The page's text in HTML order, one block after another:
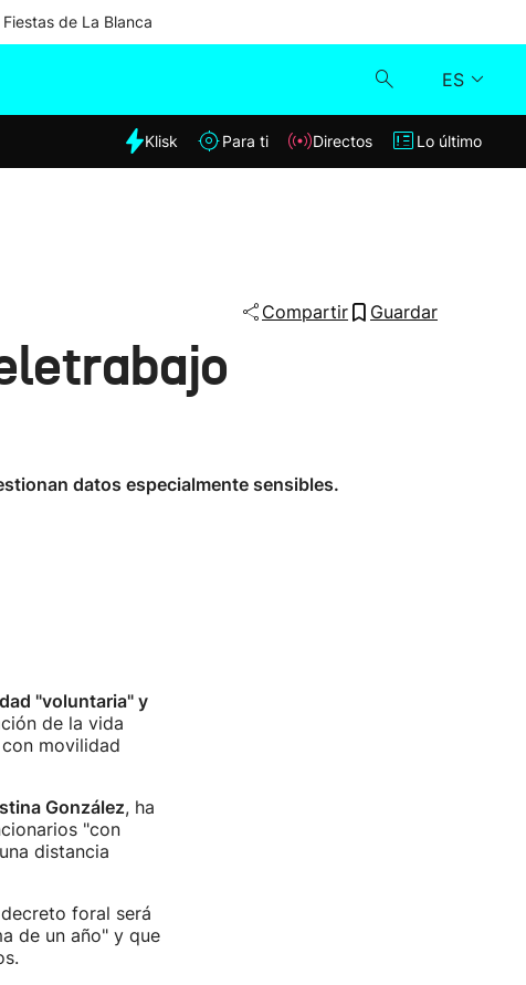
Fiestas de La Blanca
ES
Klisk
Klisk Para ti Directos Lo último
Compartir Guardar
datos especialmente sensibles.
"voluntaria" y
de la vida
movilidad
González, ha
"con
distancia
foral será
de un año" y que